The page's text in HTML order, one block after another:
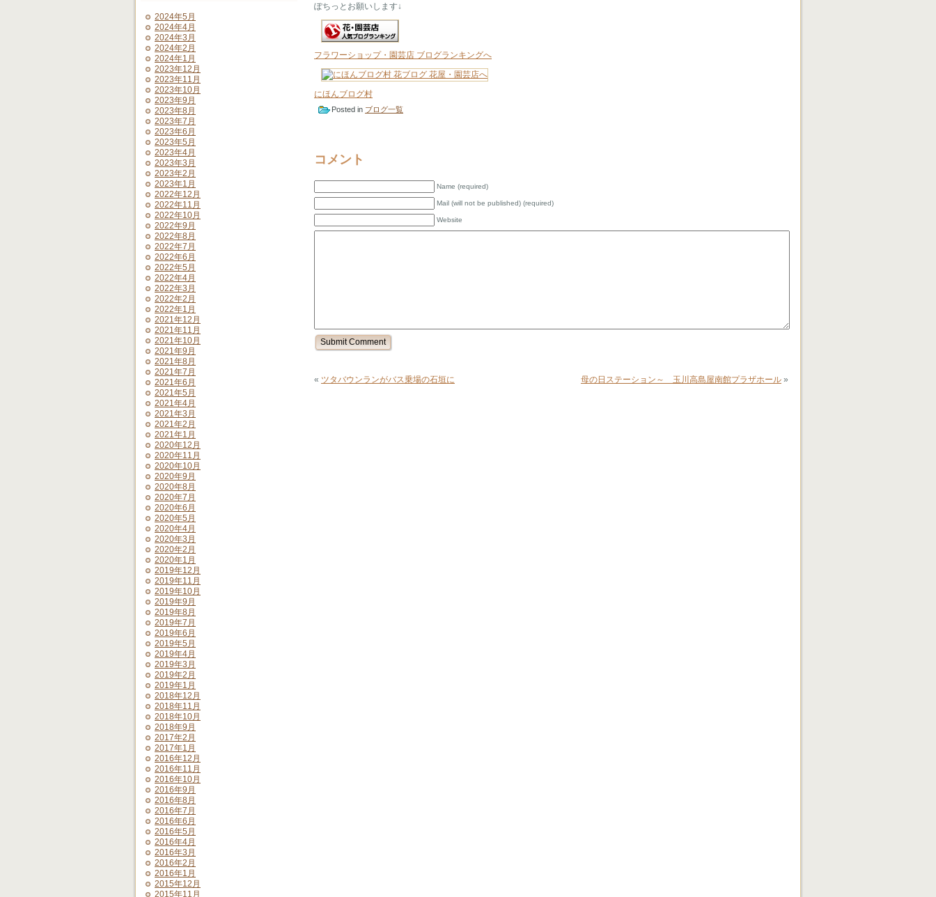
2024年5月
2024年4月
2024年3月
2024年2月
2024年1月
2023年12月
2023年11月
2023年10月
2023年9月
2023年8月
2023年7月
2023年6月
2023年5月
2023年4月
2023年3月
2023年2月
2023年1月
2022年12月
2022年11月
2022年10月
2022年9月
2022年8月
2022年7月
2022年6月
2022年5月
2022年4月
2022年3月
2022年2月
2022年1月
2021年12月
2021年11月
2021年10月
2021年9月
2021年8月
2021年7月
2021年6月
2021年5月
2021年4月
2021年3月
2021年2月
2021年1月
2020年12月
2020年11月
2020年10月
2020年9月
2020年8月
2020年7月
2020年6月
2020年5月
2020年4月
2020年3月
2020年2月
2020年1月
2019年12月
2019年11月
2019年10月
2019年9月
2019年8月
2019年7月
2019年6月
2019年5月
2019年4月
2019年3月
2019年2月
2019年1月
2018年12月
2018年11月
2018年10月
2018年9月
2017年2月
2017年1月
2016年12月
2016年11月
2016年10月
2016年9月
2016年8月
2016年7月
2016年6月
2016年5月
2016年4月
2016年3月
2016年2月
2016年1月
2015年12月
2015年11月
ぽちっとお願いします↓
フラワーショップ・園芸店 ブログランキングへ
にほんブログ村
Posted in ブログ一覧
コメント
Name (required)
Mail (will not be published) (required)
Website
« ツタバウンランがバス乗場の石垣に 母の日ステーション～ 玉川高島屋南館プラザホール »